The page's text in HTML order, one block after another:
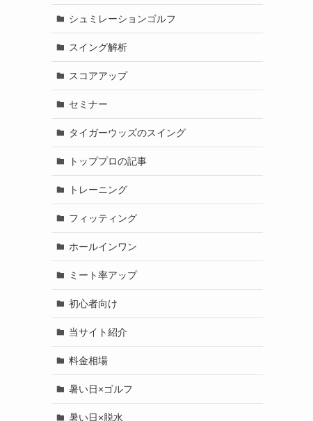
シュミレーションゴルフ
スイング解析
スコアアップ
セミナー
タイガーウッズのスイング
トッププロの記事
トレーニング
フィッティング
ホールインワン
ミート率アップ
初心者向け
当サイト紹介
料金相場
暑い日×ゴルフ
暑い日×脱水